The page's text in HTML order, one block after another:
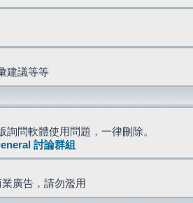
建議等等
問軟體使用問題，一律刪除。
討論群組
廣告，請勿濫用